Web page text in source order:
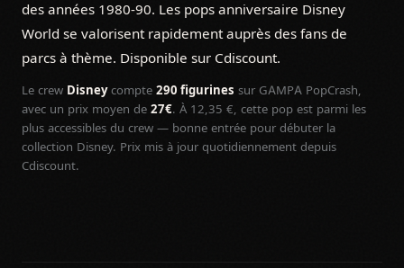
des années 1980-90. Les pops anniversaire Disney
World se valorisent rapidement auprès des fans de
parcs à thème. Disponible sur Cdiscount.
Le crew Disneycompte 290 figurines sur GAMPA PopCrash,
avec un prix moyen de 27€. À 12,35 €, cette pop est parmi les
plus accessibles du crew — bonne entrée pour débuter la
collection Disney. Prix mis à jour quotidiennement depuis
Cdiscount.